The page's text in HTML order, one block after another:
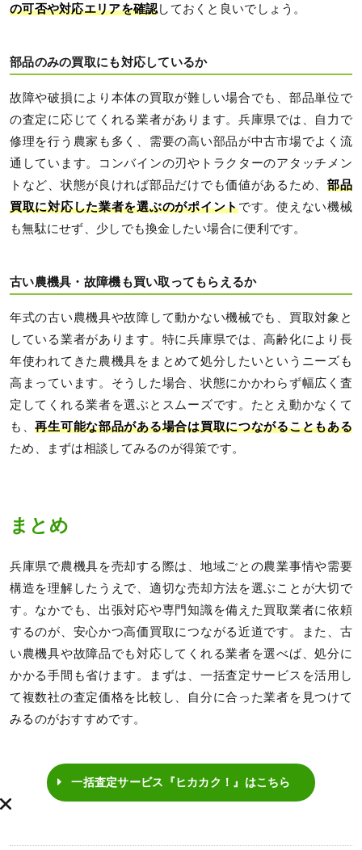
の可否や対応エリアを確認しておくと良いでしょう。
部品のみの買取にも対応しているか
故障や破損により本体の買取が難しい場合でも、部品単位で
の査定に応じてくれる業者があります。兵庫県では、自力で
修理を行う農家も多く、需要の高い部品が中古市場でよく流
通しています。コンバインの刃やトラクターのアタッチメン
トなど、状態が良ければ部品だけでも価値があるため、 部品
買取に対応した業者を選ぶのがポイントです。使えない機械
も無駄にせず、少しでも換金したい場合に便利です。
古い農機具・故障機も買い取ってもらえるか
年式の古い農機具や故障して動かない機械でも、買取対象と
している業者があります。特に兵庫県では、高齢化により長
年使われてきた農機具をまとめて処分したいというニーズも
高まっています。そうした場合、状態にかかわらず幅広く査
定してくれる業者を選ぶとスムーズです。たとえ動かなくて
も、再生可能な部品がある場合は買取につながることもある
ため、まずは相談してみるのが得策です。
まとめ
兵庫県で農機具を売却する際は、地域ごとの農業事情や需要
構造を理解したうえで、適切な売却方法を選ぶことが大切で
す。なかでも、出張対応や専門知識を備えた買取業者に依頼
するのが、安心かつ高価買取につながる近道です。また、古
い農機具や故障品でも対応してくれる業者を選べば、処分に
かかる手間も省けます。まずは、一括査定サービスを活用し
て複数社の査定価格を比較し、自分に合った業者を見つけて
みるのがおすすめです。
一括査定サービス『ヒカカク！』はこちら